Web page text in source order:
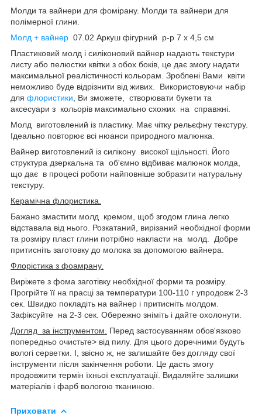
Молди та вайнери для фомірану. Молди та вайнери для
полімерної глини.
Молд + вайнер 07.02 Аркуш фігурний р-р 7 х 4,5 см
Пластиковий молд і силіконовий вайнер надають текстури
листу або пелюстки квітки з обох боків, це дає змогу надати
максимальної реалістичності кольорам. Зроблені Вами квіти
неможливо буде відрізнити від живих. Використовуючи набір
для флористики , Ви зможете, створювати букети та
аксесуари з кольорів максимально схожих на справжні.
Молд виготовлений із пластику. Має чітку рельєфну текстуру.
Ідеально повторює всі нюанси природного малюнка.
Вайнер виготовлений із силікону високої щільності. Його
структура дзеркальна та об'ємно відбиває малюнок молда,
що дає в процесі роботи найповніше зобразити натуральну
текстуру.
Керамічна флористика.
Бажано змастити молд кремом, щоб згодом глина легко
відставала від нього. Розкатаний, вирізаний необхідної форми
та розміру пласт глини потрібно накласти на молд. Добре
притисніть заготовку до молока за допомогою вайнера.
Флорістика з фоамрану.
Виріжете з фома заготівку необхідної форми та розміру.
Прогрійте її на прасці за температури 100-110 г упродовж 2-3
сек. Швидко покладіть на вайнер і притисніть молдом.
Зафіксуйте на 2-3 сек. Обережно зніміть і дайте охолонути.
Догляд за інструментом.
Перед застосуванням обов'язково
попередньо очистьте> від пилу. Для цього доречними будуть
вологі серветки. І, звісно ж, не залишайте без догляду свої
інструменти після закінчення роботи. Це дасть змогу
продовжити термін їхньої експлуатації. Видаляйте залишки
матеріалів і фарб вологою тканиною.
Приховати